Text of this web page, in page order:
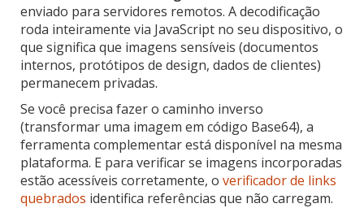
enviado para servidores remotos. A decodificação
roda inteiramente via JavaScript no seu dispositivo, o
que significa que imagens sensíveis (documentos
internos, protótipos de design, dados de clientes)
permanecem privadas.
Se você precisa fazer o caminho inverso
(transformar uma imagem em código Base64), a
ferramenta complementar está disponível na mesma
plataforma. E para verificar se imagens incorporadas
estão acessíveis corretamente, o verificador de links
quebrados identifica referências que não carregam.